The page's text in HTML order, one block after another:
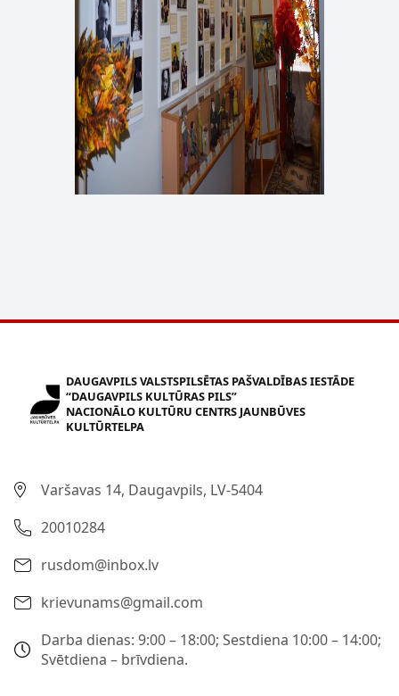
DAUGAVPILS VALSTSPILSĒTAS PAŠVALDĪBAS IESTĀDE
“DAUGAVPILS KULTŪRAS PILS”
NACIONĀLO KULTŪRU CENTRS JAUNBŪVES
KULTŪRTELPA
Varšavas 14, Daugavpils, LV-5404
20010284
rusdom@inbox.lv
krievunams@gmail.com
Darba dienas: 9:00 – 18:00; Sestdiena 10:00 – 14:00;
Svētdiena – brīvdiena.